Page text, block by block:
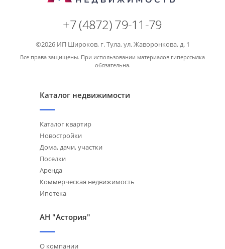
+7 (4872) 79-11-79
©2026 ИП Широков, г. Тула, ул. Жаворонкова, д. 1
Все права защищены. При использовании материалов гиперссылка
обязательна.
Каталог недвижимости
Каталог квартир
Новостройки
Дома, дачи, участки
Поселки
Аренда
Коммерческая недвижимость
Ипотека
АН "Астория"
О компании